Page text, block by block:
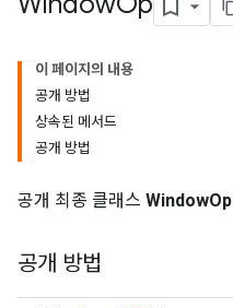
이 페이지의 내용
공개 방법
상속된 메서드
공개 방법
공개 최종 클래스 WindowOp
공개 방법